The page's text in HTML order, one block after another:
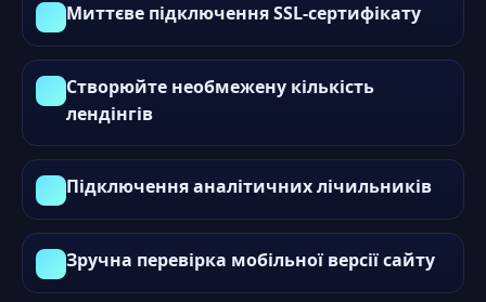
Миттєве підключення SSL-сертифікату
Створюйте необмежену кількість
лендінгів
Підключення аналітичних лічильників
Зручна перевірка мобільної версії сайту